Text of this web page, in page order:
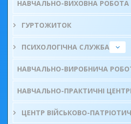
НАВЧАЛЬНО-ВИХОВНА РОБОТА
ГУРТОЖИТОК
ПСИХОЛОГІЧНА СЛУЖБА
НАВЧАЛЬНО-ВИРОБНИЧА
НАВЧАЛЬНО-ПРАКТИЧНІ
ЦЕНТР ВІЙСЬКОВО-